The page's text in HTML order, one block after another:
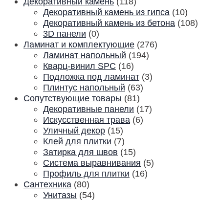
Декоративный камень из гипса (10)
Декоративный камень из бетона (108)
3D панели (0)
Ламинат и комплектующие (276)
Ламинат напольный (194)
Кварц-винил SPC (16)
Подложка под ламинат (3)
Плинтус напольный (63)
Сопутствующие товары (81)
Декоративные панели (17)
Искусственная трава (6)
Уличный декор (15)
Клей для плитки (7)
Затирка для швов (15)
Система выравнивания (5)
Профиль для плитки (16)
Сантехника (80)
Унитазы (54)